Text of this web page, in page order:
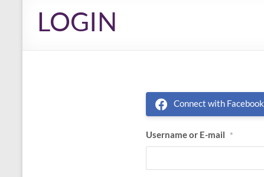
LOGIN
Connect with Facebook
Username or E-mail *